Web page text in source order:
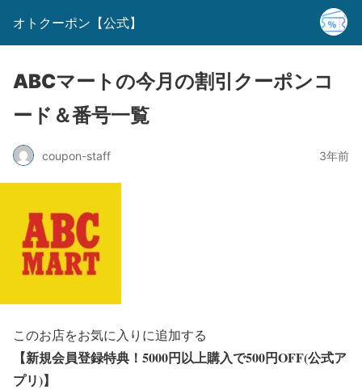
オトクーポン【公式】
ABCマートの今月の割引クーポンコ
ード＆番号一覧
coupon-staff 3年前
このお店をお気に入りに追加する
【新規会員登録特典！5000円以上購入で500円OFF(公式ア
プリ)】